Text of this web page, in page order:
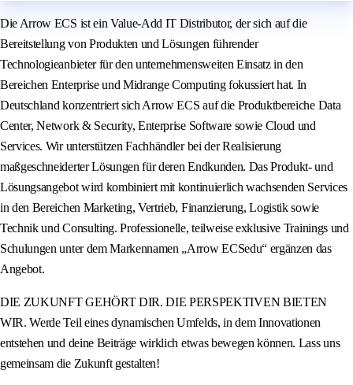
Die Arrow ECS ist ein Value-Add IT Distributor, der sich auf die
Bereitstellung von Produkten und Lösungen führender
Technologieanbieter für den unternehmensweiten Einsatz in den
Bereichen Enterprise und Midrange Computing fokussiert hat. In
Deutschland konzentriert sich Arrow ECS auf die Produktbereiche Data
Center, Network & Security, Enterprise Software sowie Cloud und
Services. Wir unterstützen Fachhändler bei der Realisierung
maßgeschneiderter Lösungen für deren Endkunden. Das Produkt- und
Lösungsangebot wird kombiniert mit kontinuierlich wachsenden Services
in den Bereichen Marketing, Vertrieb, Finanzierung, Logistik sowie
Technik und Consulting. Professionelle, teilweise exklusive Trainings und
Schulungen unter dem Markennamen „Arrow ECSedu“ ergänzen das
Angebot.
DIE ZUKUNFT GEHÖRT DIR. DIE PERSPEKTIVEN BIETEN
WIR. Werde Teil eines dynamischen Umfelds, in dem Innovationen
entstehen und deine Beiträge wirklich etwas bewegen können. Lass uns
gemeinsam die Zukunft gestalten!